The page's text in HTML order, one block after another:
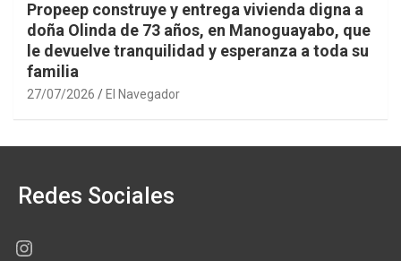
Propeep construye y entrega vivienda digna a
doña Olinda de 73 años, en Manoguayabo, que
le devuelve tranquilidad y esperanza a toda su
familia
27/07/2026 El Navegador
Redes Sociales
Instagram